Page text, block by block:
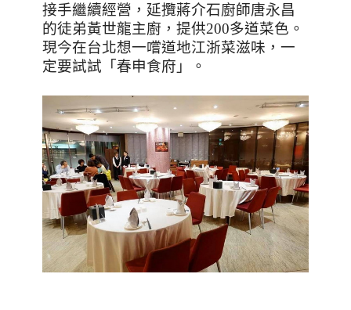
接手繼續經營，延攬蔣介石廚師唐永昌
的徒弟黃世龍主廚，提供200多道菜色。
現今在台北想一嚐道地江浙菜滋味，一
定要試試「春申食府」。